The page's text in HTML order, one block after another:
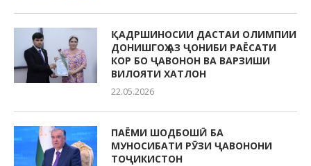
ҚАДРШИНОСИИ ДАСТАИ ОЛИМПИИ
ДОНИШГОҲ АЗ ҶОНИБИ РАЁСАТИ
КОР БО ҶАВОНОН ВА ВАРЗИШИ
ВИЛОЯТИ ХАТЛОН
22.05.2026
ПАЁМИ ШОДБОШӢ БА
МУНОСИБАТИ РӮЗИ ҶАВОНОНИ
ТОҶИКИСТОН